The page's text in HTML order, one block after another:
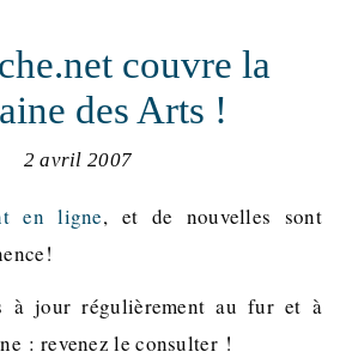
couvre la
des Arts !
2 avril 2007
en ligne, et de nouvelles sont
à jour régulièrement au fur et à
: revenez le consulter !